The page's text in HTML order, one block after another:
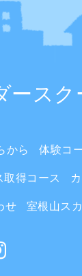
ースク
から 体験コ
得コース
せ 室根山ス